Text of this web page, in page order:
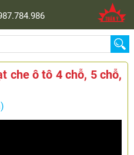
che ô tô 4 chỗ, 5 chỗ,